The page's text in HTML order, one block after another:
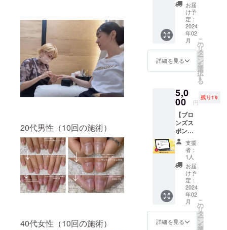
20代男性（10回の施術）
40代女性（10回の施術）
使いく
ださい
保管方
法：直
射日光
暗所で
保管く
その他
注意事
項：原
液を直
接肌に
塗った
り、飲
んだり
しない
※郵送に
て支援
者様に
お送り
しま
す。
オイル
成分表
示＞ 商
品名：
イラン
イラン
イラン
イラン
使用期
限：開
封後1年
使用方
法：C
original
oilにブ
レンド
してお
使いく
ださい
保管方
法：直
射日光
暗所で
わない
でくだ
さい。
使用中
や使用
後に刺
異常が
現れた
用を中
止し皮
膚科専
門医等
へのご
相談を
おすす
めしま
す。 ＜
アロマ
オイル
成分表
示＞ 商
品名：
フラン
ンス 成
いただ
けま
す。
の交通
費は支
援者さ
まにて
ご負担
くださ
い。 ※
過去に
CHUCK
LEで、
施術を
受けた
ことが
ある方
も支援
いただ
けま
す。
リアオ
イル1
本/アロ
マオイ
ルス
ター
ター
セット
CAMPF
IRE特別
特典＞
●卒業後
3ヶ月
は、月1
回30分
のZoom
でフォ
ロー
※スクー
ル卒業
後も
SNSグ
ループ
でフォ
ローい
たい方
・サロ
ン売上
を上げ
たい美
容サロ
ンの方
＜内容
クー
ル：1日
5時間程
度×2回
（2週間
に1回、
1ヶ月
間）
1日目｜
座学と
実技
2日目｜
実技と
コンサ
ル ※
ケア用
マニ
商品
名：C
original
分：
アーモ
ンド油
容量：
100ml
限：開
封後1年
使用方
法：爪
または
カサつ
く部分
に適量
をお使
いくだ
さい 保
管方
法：直
射日光
を避
け、冷
暗所で
シュ
100本
セッ
ト】 当
店で使
用して
いるオ
リジナ
ルのケ
リッ
シュ「C
original
Aqua
polish
〜care
line〜」
を100本
セット
でお送
りしま
す。 ＜
ケア用
ポリッ
シュ成
分表示
＞ 商品
お届
け予
定：
2024
年02
月
詳細を見る
こ
の
リ
タ
ー
ン
を
選
択
す
る
5,0
00 円
残り19
【ブロ
ンズス
ポン
サー】
当店イ
ンスタ
グラム
の中
で、ス
ポン
サーと
してご
紹介し
ます。
＜紹介
支援
者：
1人
お届
け予
定：
2024
年02
月
詳細を見る
こ
の
リ
タ
ー
ン
を